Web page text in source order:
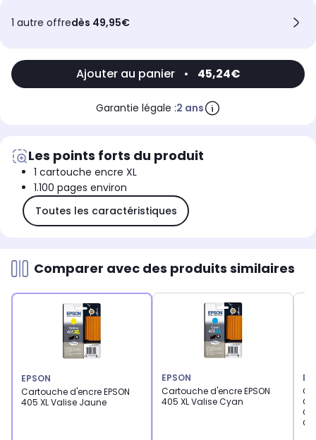
1 autre offredès 49,95€
Ajouter au panier • 45,24€
Garantie légale :2 ans
Les points forts du produit
1 cartouche encre XL
1.100 pages environ
Toutes les caractéristiques
Comparer avec des produits similaires
EPSON
Cartouche d'encre EPSON
405 XL Valise Jaune
EPSON
Cartouche d'encre EPSON
405 XL Valise Cyan